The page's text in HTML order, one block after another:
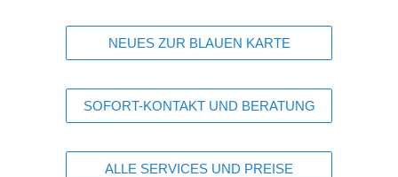
NEUES ZUR BLAUEN KARTE
SOFORT-KONTAKT UND BERATUNG
ALLE SERVICES UND PREISE